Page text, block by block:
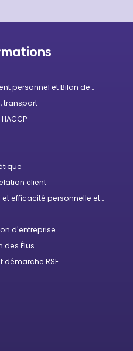
personnel et Bilan de
transport
client
efficacité personnelle et
d'entreprise
des Élus
démarche RSE